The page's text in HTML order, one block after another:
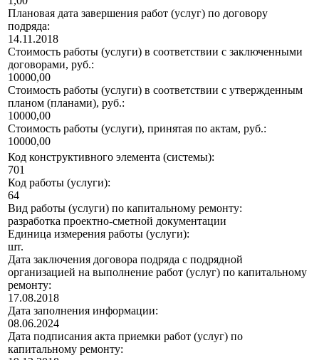
Плановая дата завершения работ (услуг) по договору
подряда:
14.11.2018
Стоимость работы (услуги) в соответствии с заключенными
договорами, руб.:
10000,00
Стоимость работы (услуги) в соответствии с утвержденным
планом (планами), руб.:
10000,00
Стоимость работы (услуги), принятая по актам, руб.:
10000,00
Код конструктивного элемента (системы):
701
Код работы (услуги):
64
Вид работы (услуги) по капитальному ремонту:
разработка проектно-сметной документации
Единица измерения работы (услуги):
шт.
Дата заключения договора подряда с подрядной
организацией на выполнение работ (услуг) по капитальному
ремонту:
17.08.2018
Дата заполнения информации:
08.06.2024
Дата подписания акта приемки работ (услуг) по
капитальному ремонту: